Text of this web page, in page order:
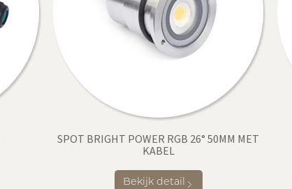
SPOT BRIGHT POWER RGB 26° 50MM MET
KABEL
Bekijk detail